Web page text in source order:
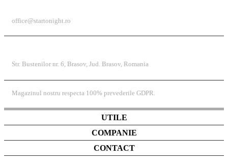
office@startonight.ro
Str. Bustenilor nr. 6, Brasov, Jud. Brasov, Romania
Magazinul nostru respecta 100% prevederile GDPR.
UTILE
COMPANIE
CONTACT